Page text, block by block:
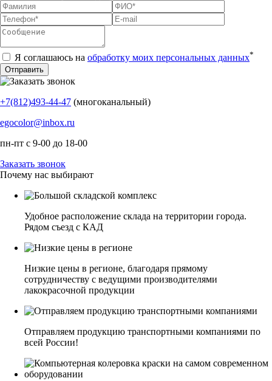
Я соглашаюсь на обработку моих персональных данных*
+7(812)493-44-47 (многоканальный)
egocolor@inbox.ru
пн-пт с 9-00 до 18-00
Заказать звонок
Почему нас выбирают
Удобное расположение склада на территории города.
Рядом съезд с КАД
Низкие цены в регионе, благодаря прямому
сотрудничеству с ведущими производителями
лакокрасочной продукции
Отправляем продукцию транспортными компаниями по
всей России!